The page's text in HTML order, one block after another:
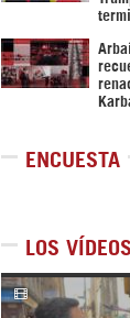
ENCUESTA
LOS